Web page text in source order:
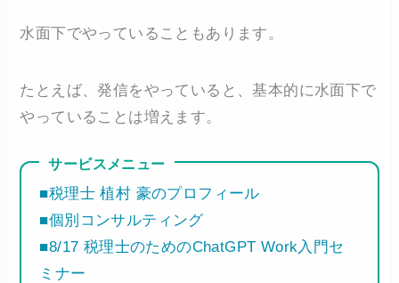
水面下でやっていることもあります。
たとえば、発信をやっていると、基本的に水面下で
やっていることは増えます。
サービスメニュー
■税理士 植村 豪のプロフィール
■個別コンサルティング
■8/17 税理士のためのChatGPT Work入門セ
ミナー